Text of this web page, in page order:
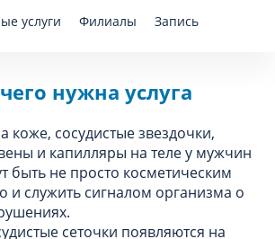
услуги
Филиалы Запись
нужна услуга
коже, сосудистые звездочки,
и капилляры на теле у мужчин
быть не просто косметическим
и служить сигналом организма о
сеточки появляются на